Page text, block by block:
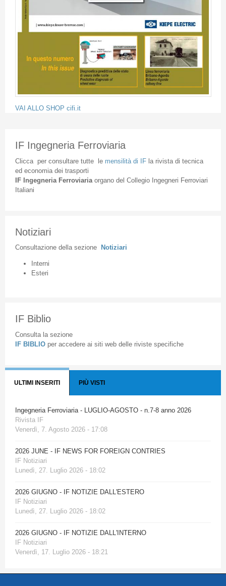
VAI ALLO SHOP cifi.it
IF Ingegneria Ferroviaria
Cliccaper consultare tuttele mensilità di IFla rivista di tecnica
ed economia dei trasporti
IF Ingegneria Ferroviaria organodel Collegio Ingegneri Ferroviari
Italiani
Notiziari
Consultazione della sezione Notiziari
Interni
Esteri
IF Biblio
Consulta la sezione
IF BIBLIO per accedere ai siti web delle riviste specifiche
ULTIMI INSERITI PIÙ VISTI
Ingegneria Ferroviaria - LUGLIO-AGOSTO - n.7-8 anno 2026
Rivista IF
Venerdì, 7. Agosto 2026 - 17:08
2026 JUNE - IF NEWS FOR FOREIGN CONTRIES
IF Notiziari
Lunedì, 27. Luglio 2026 - 18:02
2026 GIUGNO - IF NOTIZIE DALL'ESTERO
IF Notiziari
Lunedì, 27. Luglio 2026 - 18:02
2026 GIUGNO - IF NOTIZIE DALL'INTERNO
IF Notiziari
Venerdì, 17. Luglio 2026 - 18:21